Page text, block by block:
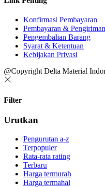
Konfirmasi Pembayaran
Pembayaran & Pengiriman
Pengembalian Barang
Syarat & Ketentuan
Kebijakan Privasi
@Copyright Delta Material
Filter
Urutkan
Pengurutan a-z
Terpopuler
Rata-rata rating
Terbaru
Harga termurah
Harga termahal